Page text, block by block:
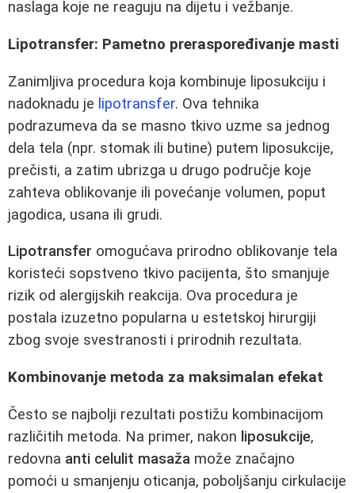
naslaga koje ne reaguju na dijetu i vežbanje.
Lipotransfer: Pametno preraspoređivanje masti
Zanimljiva procedura koja kombinuje liposukciju i
nadoknadu je lipotransfer. Ova tehnika
podrazumeva da se masno tkivo uzme sa jednog
dela tela (npr. stomak ili butine) putem liposukcije,
prečisti, a zatim ubrizga u drugo područje koje
zahteva oblikovanje ili povećanje volumen, poput
jagodica, usana ili grudi.
Lipotransfer omogućava prirodno oblikovanje tela
koristeći sopstveno tkivo pacijenta, što smanjuje
rizik od alergijskih reakcija. Ova procedura je
postala izuzetno popularna u estetskoj hirurgiji
zbog svoje svestranosti i prirodnih rezultata.
Kombinovanje metoda za maksimalan efekat
Često se najbolji rezultati postižu kombinacijom
različitih metoda. Na primer, nakon liposukcije,
redovna anti celulit masaža može značajno
pomoći u smanjenju oticanja, poboljšanju cirkulacije